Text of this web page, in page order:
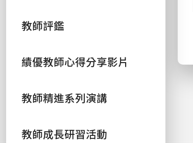
教師評鑑
績優教師心得分享影片
教師精進系列演講
教師成長研習活動